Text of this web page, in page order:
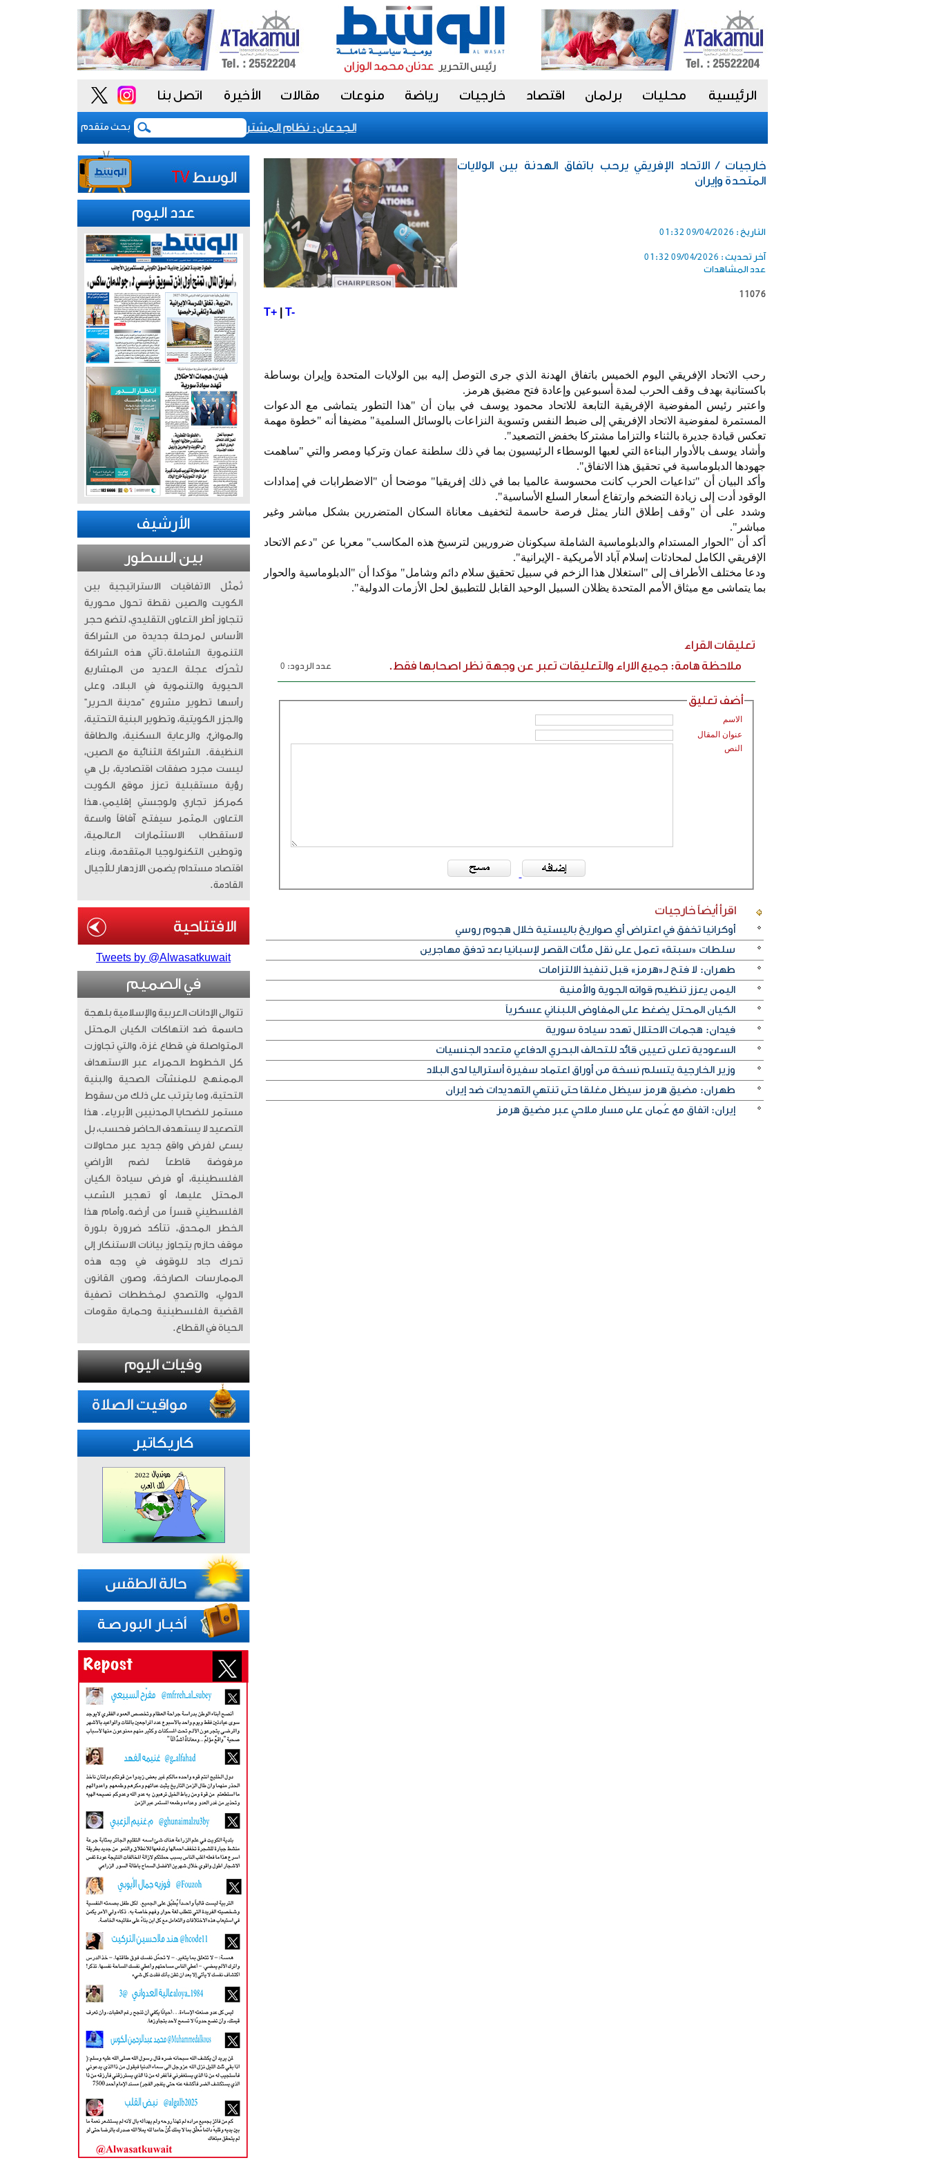
الرئيسية محليات برلمان اقتصاد خارجيات رياضة منوعات مقالات الأخيرة اتصل بنا
بحث متقدم
الجدعان: نظام المشتريات يمنح الحكومة السعودية أدوات أكثر مرونة
خارجيات / الاتحاد الإفريقي يرحب باتفاق الهدنة بين الولايات
المتحدة وإيران
التاريخ : 09/04/2026 01:32
آخر تحديث : 09/04/2026 01:32
عدد المشاهدات
11076
T+| T-
رحب الاتحاد الإفريقي اليوم الخميس باتفاق الهدنة الذي جرى التوصل إليه بين الولايات المتحدة وإيران بوساطة
باكستانية بهدف وقف الحرب لمدة أسبوعين وإعادة فتح مضيق هرمز.
واعتبر رئيس المفوضية الإفريقية التابعة للاتحاد محمود يوسف في بيان أن "هذا التطور يتماشى مع الدعوات
المستمرة لمفوضية الاتحاد الإفريقي إلى ضبط النفس وتسوية النزاعات بالوسائل السلمية" مضيفا أنه "خطوة مهمة
تعكس قيادة جديرة بالثناء والتزاما مشتركا بخفض التصعيد".
وأشاد يوسف بالأدوار البناءة التي لعبها الوسطاء الرئيسيون بما في ذلك سلطنة عمان وتركيا ومصر والتي "ساهمت
جهودها الدبلوماسية في تحقيق هذا الاتفاق".
وأكد البيان أن "تداعيات الحرب كانت محسوسة عالميا بما في ذلك إفريقيا" موضحا أن "الاضطرابات في إمدادات
الوقود أدت إلى زيادة التضخم وارتفاع أسعار السلع الأساسية".
وشدد على أن "وقف إطلاق النار يمثل فرصة حاسمة لتخفيف معاناة السكان المتضررين بشكل مباشر وغير
مباشر".
أكد أن "الحوار المستدام والدبلوماسية الشاملة سيكونان ضروريين لترسيخ هذه المكاسب" معربا عن "دعم الاتحاد
الإفريقي الكامل لمحادثات إسلام آباد الأمريكية - الإيرانية".
ودعا مختلف الأطراف إلى "استغلال هذا الزخم في سبيل تحقيق سلام دائم وشامل" مؤكدا أن "الدبلوماسية والحوار
بما يتماشى مع ميثاق الأمم المتحدة يظلان السبيل الوحيد القابل للتطبيق لحل الأزمات الدولية".
تعليقات القراء
ملاحظة هامة: جميع الاراء والتعليقات تعبر عن وجهة نظر اصحابها فقط.
عدد الردود: 0
أضف تعليق
الاسم
عنوان المقال
النص
اقرأ أيضاًخارجيات
أوكرانيا تخفق في اعتراض أي صواريخ باليستية خلال هجوم روسي
سلطات «سبتة» تعمل على نقل مئات القصر لإسبانيا بعد تدفق مهاجرين
طهران: لا فتح لـ«هرمز» قبل تنفيذ الالتزامات
اليمن يعزز تنظيم قواته الجوية والأمنية
الكيان المحتل يضغط على المفاوض اللبناني عسكرياً
فيدان: هجمات الاحتلال تهدد سيادة سورية
السعودية تعلن تعيين قائد للتحالف البحري الدفاعي متعدد الجنسيات
وزير الخارجية يتسلم نسخة من أوراق اعتماد سفيرة أستراليا لدى البلاد
طهران: مضيق هرمز سيظل مغلقا حتى تنتهي التهديدات ضد إيران
إيران: اتفاق مع عُمان على مسار ملاحي عبر مضيق هرمز
عدد اليوم
الأرشيف
بين السطور
تُمثّل الاتفاقيات الاستراتيجية بين
الكويت والصين نقطة تحول محورية
تتجاوز أطر التعاون التقليدي، لتضع حجر
الأساس لمرحلة جديدة من الشراكة
التنموية الشاملة. ​تأتي هذه الشراكة
لتُحرّك عجلة العديد من المشاريع
الحيوية والتنموية في البلاد، وعلى
رأسها تطوير مشروع “مدينة الحرير”
والجزر الكويتية، وتطوير البنية التحتية،
والموانئ، والرعاية السكنية، والطاقة
النظيفة. الشراكة الثنائية مع الصين،
ليست مجرد صفقات اقتصادية، بل هي
رؤية مستقبلية تعزز موقع الكويت
كمركز تجاري ولوجستي إقليمي. ​هذا
التعاون المثمر سيفتح آفاقاً واسعة
لاستقطاب الاستثمارات العالمية،
وتوطين التكنولوجيا المتقدمة، وبناء
اقتصاد مستدام يضمن الازدهار للأجيال
القادمة.
Tweets by @Alwasatkuwait
في الصميم
تتوالى الإدانات العربية والإسلامية بلهجة
حاسمة ضد انتهاكات الكيان المحتل
المتواصلة في قطاع غزة، والتي تجاوزت
كل الخطوط الحمراء عبر الاستهداف
الممنهج للمنشآت الصحية والبنية
التحتية، وما يترتب على ذلك من سقوط
مستمر للضحايا المدنيين الأبرياء. ​ هذا
التصعيد لا يستهدف الحاضر فحسب، بل
يسعى لفرض واقع جديد عبر محاولات
مرفوضة قاطعاً لضم الأراضي
الفلسطينية، أو فرض سيادة الكيان
المحتل عليها، أو تهجير الشعب
الفلسطيني قسراً من أرضه. ​وأمام هذا
الخطر المحدق، تتأكد ضرورة بلورة
موقف حازم يتجاوز بيانات الاستنكار إلى
تحرك جاد للوقوف في وجه هذه
الممارسات الصارخة، وصون القانون
الدولي، والتصدي لمخططات تصفية
القضية الفلسطينية وحماية مقومات
الحياة في القطاع.
كاريكاتير